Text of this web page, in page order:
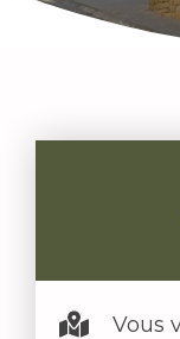
Vous